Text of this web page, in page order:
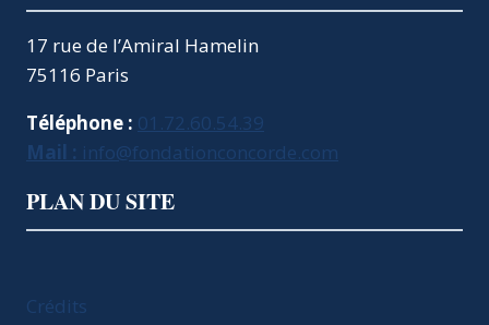
17 rue de l’Amiral Hamelin
75116 Paris
Téléphone : 01.72.60.54.39
Mail : info@fondationconcorde.com
PLAN DU SITE
Crédits